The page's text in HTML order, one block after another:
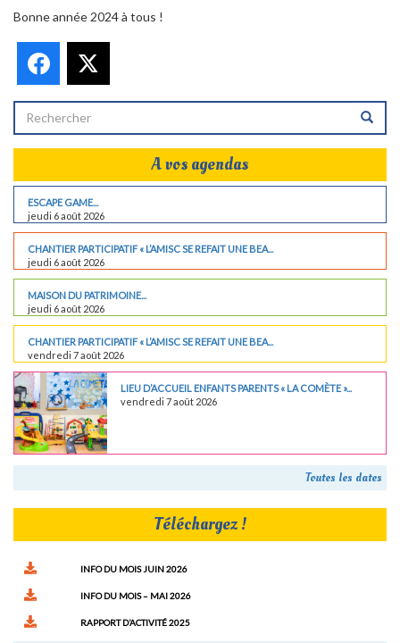
Bonne année 2024 à tous !
Facebook
A vos agendas
ESCAPE GAME...
jeudi 6 août 2026
CHANTIER PARTICIPATIF « L’AMISC SE REFAIT UNE BEA...
jeudi 6 août 2026
MAISON DU PATRIMOINE...
jeudi 6 août 2026
CHANTIER PARTICIPATIF « L’AMISC SE REFAIT UNE BEA...
vendredi 7 août 2026
LIEU D’ACCUEIL ENFANTS PARENTS « LA COMÈTE »...
vendredi 7 août 2026
Toutes les dates
Téléchargez !
INFO DU MOIS JUIN 2026
INFO DU MOIS – MAI 2026
RAPPORT D’ACTIVITÉ 2025